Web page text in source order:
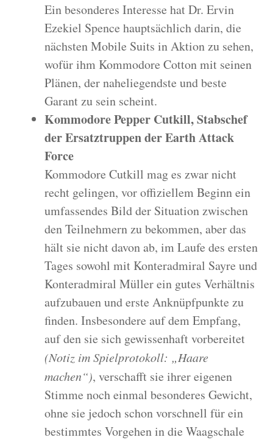
Ein besonderes Interesse hat Dr. Ervin
Ezekiel Spence hauptsächlich darin, die
nächsten Mobile Suits in Aktion zu sehen,
wofür ihm Kommodore Cotton mit seinen
Plänen, der naheliegendste und beste
Garant zu sein scheint.
Kommodore Pepper Cutkill, Stabschef
der Ersatztruppen der Earth Attack
Force
Kommodore Cutkill mag es zwar nicht
recht gelingen, vor offiziellem Beginn ein
umfassendes Bild der Situation zwischen
den Teilnehmern zu bekommen, aber das
hält sie nicht davon ab, im Laufe des ersten
Tages sowohl mit Konteradmiral Sayre und
Konteradmiral Müller ein gutes Verhältnis
aufzubauen und erste Anknüpfpunkte zu
finden. Insbesondere auf dem Empfang,
auf den sie sich gewissenhaft vorbereitet
(Notiz im Spielprotokoll: „Haare
machen“), verschafft sie ihrer eigenen
Stimme noch einmal besonderes Gewicht,
ohne sie jedoch schon vorschnell für ein
bestimmtes Vorgehen in die Waagschale